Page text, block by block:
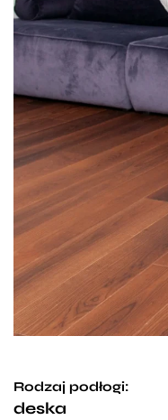
Rodzaj podłogi:
deska